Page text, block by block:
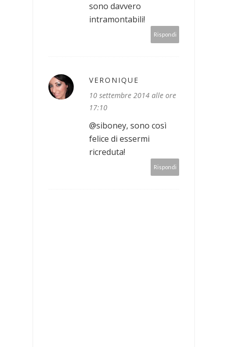
sono davvero
intramontabili!
Rispondi
VERONIQUE
10 settembre 2014 alle ore
17:10
@siboney, sono così
felice di essermi
ricreduta!
Rispondi